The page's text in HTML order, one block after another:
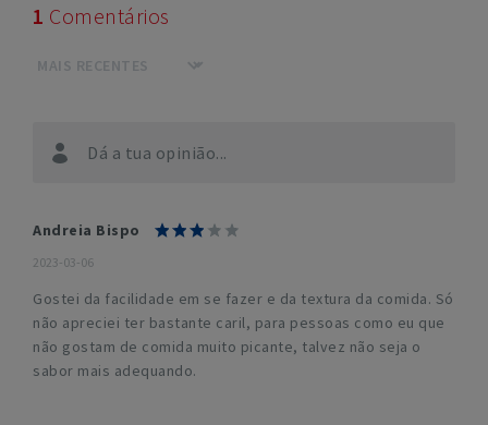
Dá a tua opinião...
1 Comentários
Andreia Bispo
2023-03-06
Gostei da facilidade em se fazer e da textura da comida. Só
não apreciei ter bastante caril, para pessoas como eu que
não gostam de comida muito picante, talvez não seja o
sabor mais adequando.